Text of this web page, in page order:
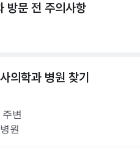
방문 전 주의사항
의학과 병원 찾기
변
병원